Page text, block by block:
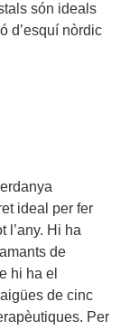
són ideals
d’esquí nòrdic
ideal per fer
l’any. Hi ha
de
hi ha el
de cinc
Per